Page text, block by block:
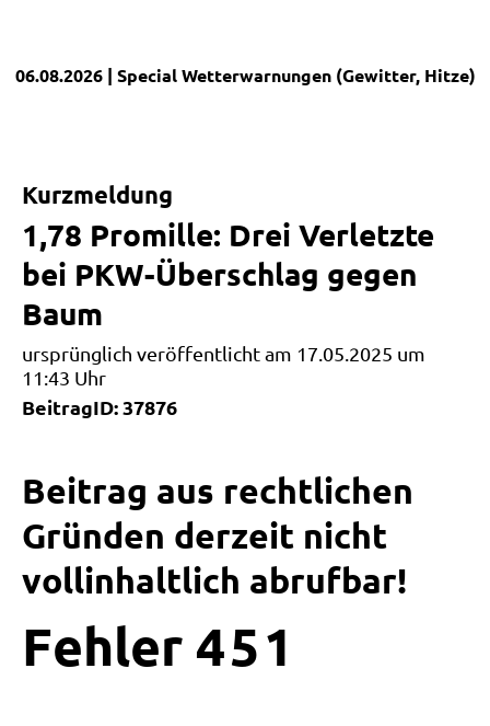
06.08.2026 | SpecialWetterwarnungen (Gewitter, Hitze)
Kurzmeldung
1,78 Promille: Drei Verletzte
bei PKW-Überschlag gegen
Baum
ursprünglich veröffentlicht am 17.05.2025 um
11:43 Uhr
BeitragID: 37876
Beitrag aus rechtlichen
Gründen derzeit nicht
vollinhaltlich abrufbar!
Fehler 4 5 1